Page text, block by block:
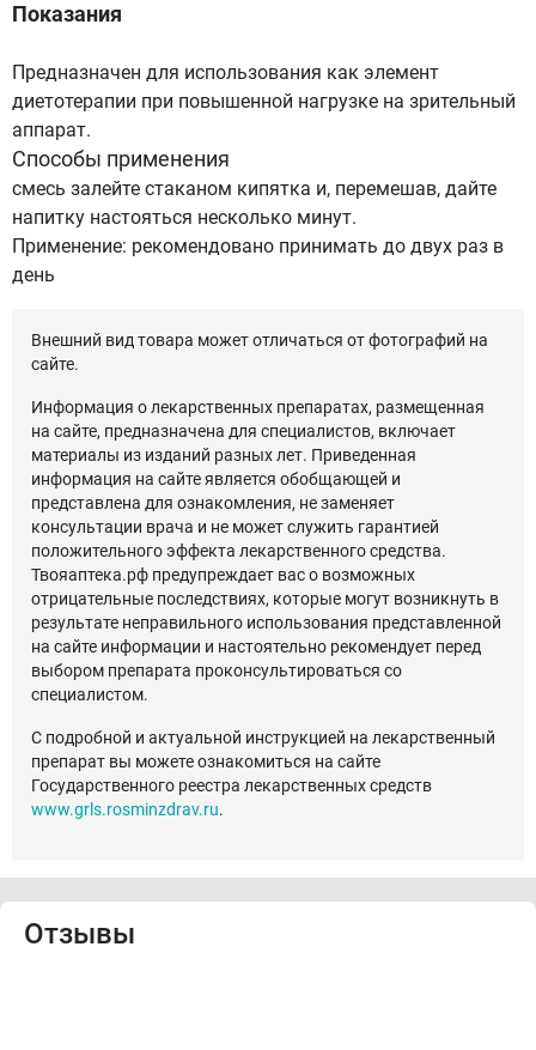
Показания
Предназначен для использования как элемент
диетотерапии при повышенной нагрузке на зрительный
аппарат.
Способы применения
смесь залейте стаканом кипятка и, перемешав, дайте
напитку настояться несколько минут.
Применение: рекомендовано принимать до двух раз в
день
Внешний вид товара может отличаться от фотографий на
сайте.
Информация о лекарственных препаратах, размещенная
на сайте, предназначена для специалистов, включает
материалы из изданий разных лет. Приведенная
информация на сайте является обобщающей и
представлена для ознакомления, не заменяет
консультации врача и не может служить гарантией
положительного эффекта лекарственного средства.
Твояаптека.рф предупреждает вас о возможных
отрицательные последствиях, которые могут возникнуть в
результате неправильного использования представленной
на сайте информации и настоятельно рекомендует перед
выбором препарата проконсультироваться со
специалистом.
С подробной и актуальной инструкцией на лекарственный
препарат вы можете ознакомиться на сайте
Государственного реестра лекарственных средств
www.grls.rosminzdrav.ru.
Отзывы